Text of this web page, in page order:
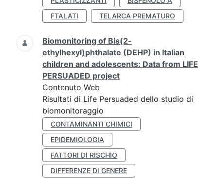
FTALATI
TELARCA PREMATURO
Biomonitoring of Bis(2-
ethylhexyl)phthalate (DEHP) in Italian
children and adolescents: Data from LIFE
PERSUADED project
Contenuto Web
Risultati di Life Persuaded dello studio di
biomonitoraggio
CONTAMINANTI CHIMICI
EPIDEMIOLOGIA
FATTORI DI RISCHIO
DIFFERENZE DI GENERE